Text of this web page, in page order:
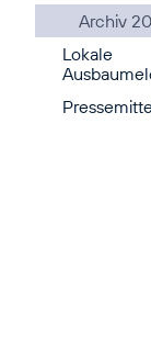
Archiv
Lokale